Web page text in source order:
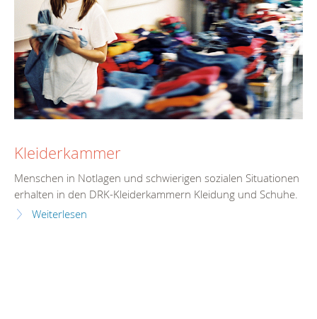
Kleiderkammer
Menschen in Notlagen und schwierigen sozialen Situationen
erhalten in den DRK-Kleiderkammern Kleidung und Schuhe.
Weiterlesen